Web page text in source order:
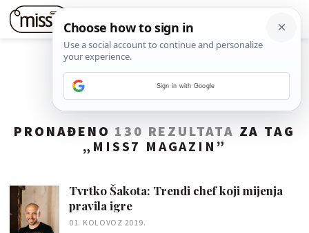
PRONAĐENO 130 REZULTATA ZA TAG
„ MISS7 MAGAZIN ”
Tvrtko Šakota: Trendi chef koji mijenja
pravila igre
01. KOLOVOZ 2019.
Sign in with Google